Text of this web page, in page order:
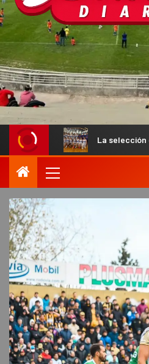
La selección catamarqueña